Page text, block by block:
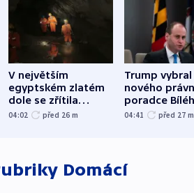
V největším
egyptském zlatém
dole se zřítila
hornina, jeden
04:02 před 26 m
Trump vybral
nového
poradce
domu
04:41 před 27 m
Domácí